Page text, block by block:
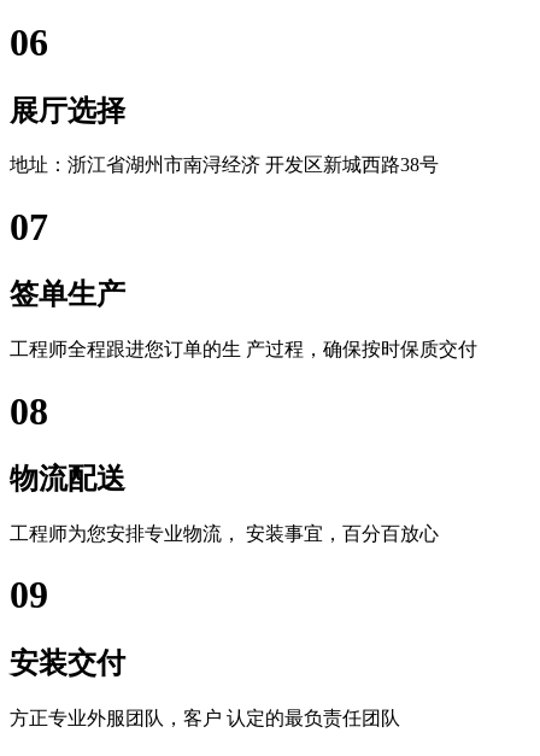
06
展厅选择
地址：浙江省湖州市南浔经济 开发区新城西路38号
07
签单生产
工程师全程跟进您订单的生 产过程，确保按时保质交付
08
物流配送
工程师为您安排专业物流， 安装事宜，百分百放心
09
安装交付
方正专业外服团队，客户 认定的最负责任团队